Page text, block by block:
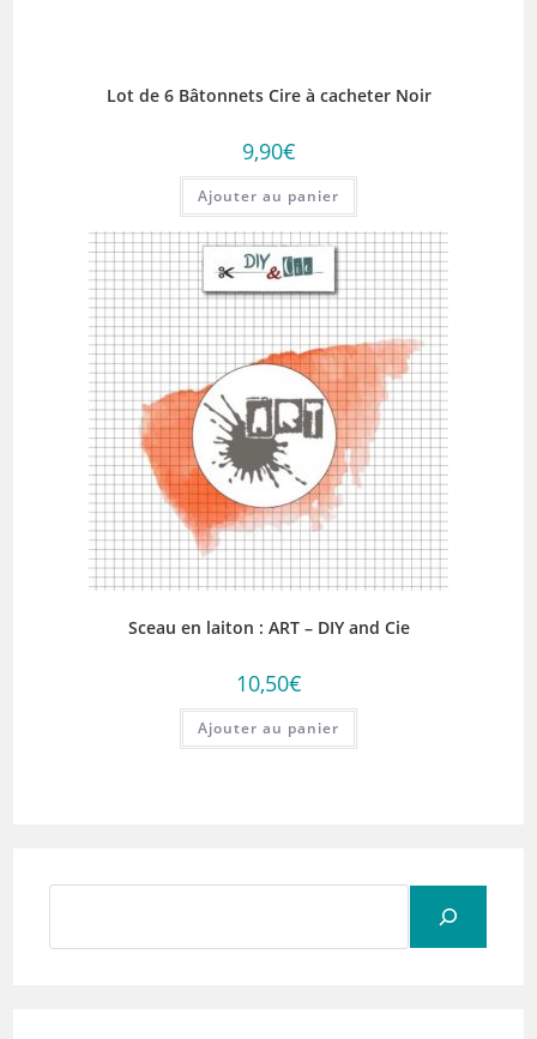
Lot de 6 Bâtonnets Cire à cacheter Noir
9,90€
Ajouter au panier
Sceau en laiton : ART – DIY and Cie
10,50€
Ajouter au panier